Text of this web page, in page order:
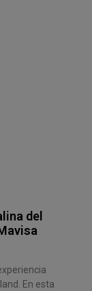
del
En esta